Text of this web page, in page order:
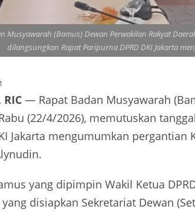
Musyawarah (Bamus) Dewan Perwakilan Rakyat
dilangsungkan Rapat Paripurna DPRD DKI Jakarta
— Rapat Badan Musyawarah
(22/4/2026), memutuskan
Jakarta mengumumkan pergantian
yang dipimpin Wakil Ketua
disiapkan Sekretariat Dewan